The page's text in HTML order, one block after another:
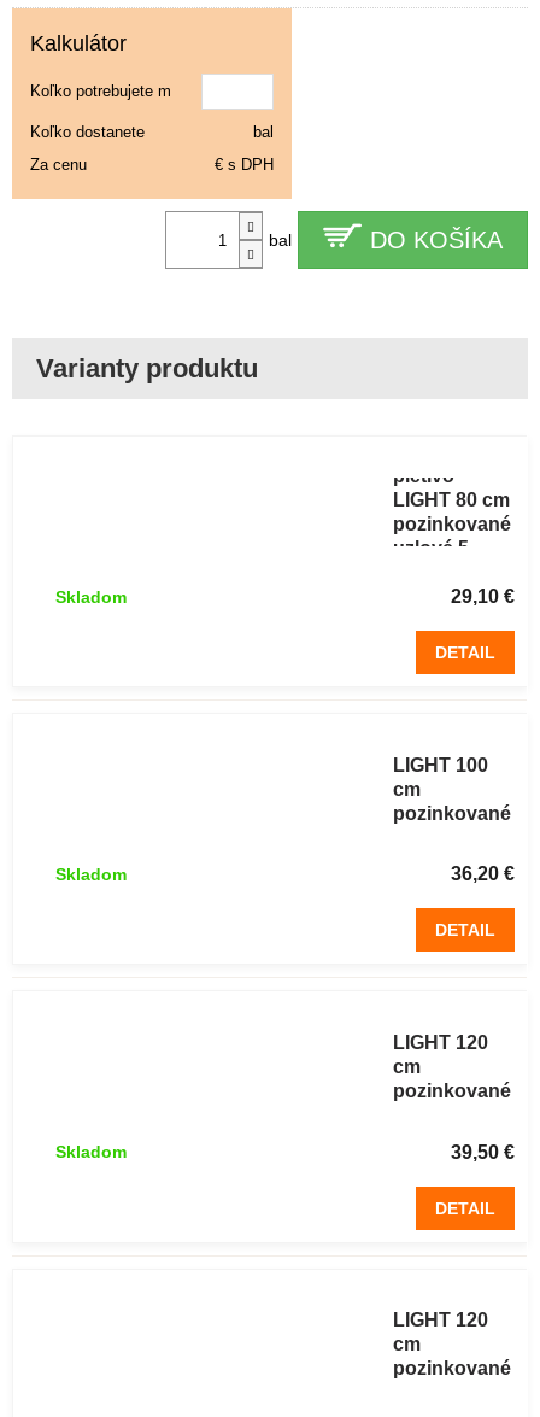
bal DO KOŠÍKA
Kalkulátor
Koľko potrebujete m
Koľko dostanete
bal
Za cenu
€ s DPH
pletivo
LIGHT 80 cm
pozinkované
uzlové 5
29,10 €
Skladom
DETAIL
LIGHT 100
cm
pozinkované
drôtov 50 m
36,20 €
Skladom
DETAIL
LIGHT 120
cm
pozinkované
39,50 €
Skladom
DETAIL
LIGHT 120
cm
pozinkované